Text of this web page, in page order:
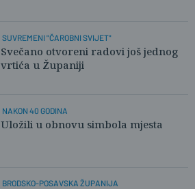
SUVREMENI "ČAROBNI SVIJET"
Svečano otvoreni radovi još jednog
vrtića u Županiji
NAKON 40 GODINA
Uložili u obnovu simbola mjesta
BRODSKO-POSAVSKA ŽUPANIJA